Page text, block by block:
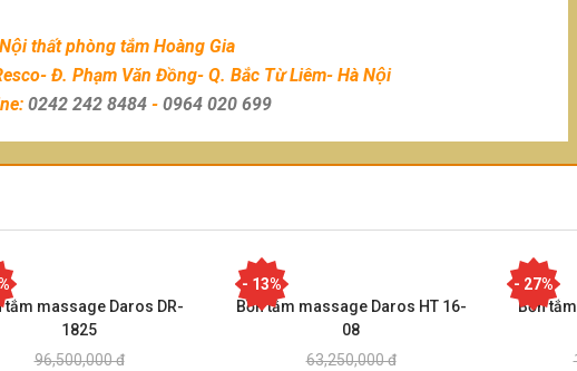
Nội thất phòng tắm Hoàng Gia
Đ. Phạm Văn Đồng- Q. Bắc Từ Liêm- Hà Nội
0242 242 8484- 0964 020 699
tắm massage Daros DR-
1825
96,500,000 đ
- 13%
Bồn tắm massage Daros HT 16-
08
63,250,000 đ
- 27%
Bồn